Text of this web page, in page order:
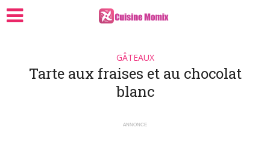
GÂTEAUX
Tarte aux fraises et au chocolat
blanc
ANNONCE